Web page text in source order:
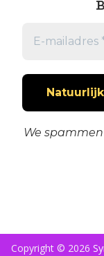
We
Copyright © 2026